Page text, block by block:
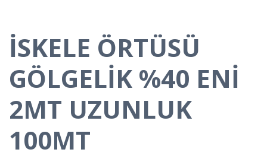
İSKELE ÖRTÜSÜ
GÖLGELİK %40 ENİ
2MT UZUNLUK
100MT